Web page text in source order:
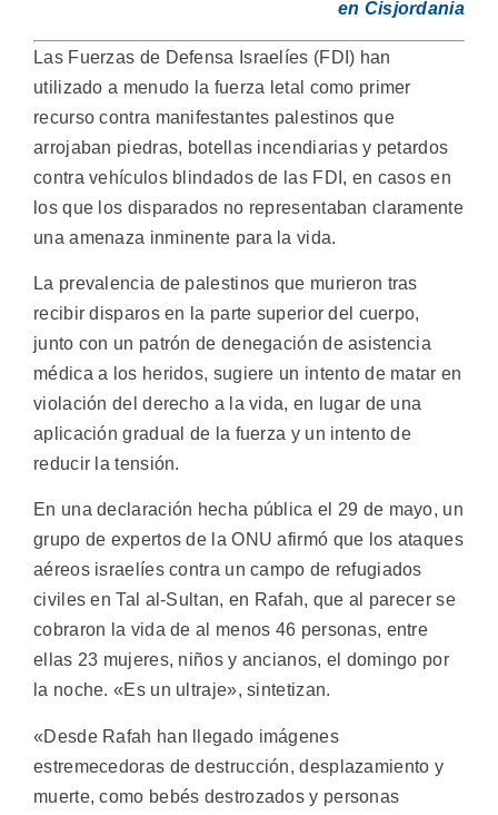
en Cisjordania
Las Fuerzas de Defensa Israelíes (FDI) han
utilizado a menudo la fuerza letal como primer
recurso contra manifestantes palestinos que
arrojaban piedras, botellas incendiarias y petardos
contra vehículos blindados de las FDI, en casos en
los que los disparados no representaban claramente
una amenaza inminente para la vida.
La prevalencia de palestinos que murieron tras
recibir disparos en la parte superior del cuerpo,
junto con un patrón de denegación de asistencia
médica a los heridos, sugiere un intento de matar en
violación del derecho a la vida, en lugar de una
aplicación gradual de la fuerza y un intento de
reducir la tensión.
En una declaración hecha pública el 29 de mayo, un
grupo de expertos de la ONU afirmó que los ataques
aéreos israelíes contra un campo de refugiados
civiles en Tal al-Sultan, en Rafah, que al parecer se
cobraron la vida de al menos 46 personas, entre
ellas 23 mujeres, niños y ancianos, el domingo por
la noche. «Es un ultraje», sintetizan.
«Desde Rafah han llegado imágenes
estremecedoras de destrucción, desplazamiento y
muerte, como bebés destrozados y personas